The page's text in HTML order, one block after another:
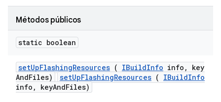
Métodos públicos
static boolean
setUpFlashingResources ( IBuildInfo info ,
key
AndFiles) setUpFlashingResources ( IBuildInfo
info, keyAndFiles)